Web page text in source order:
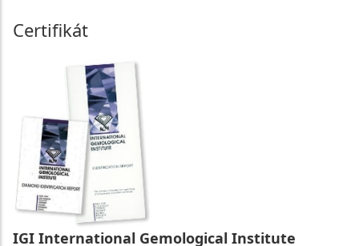
Certifikát
IGI International Gemological Institute